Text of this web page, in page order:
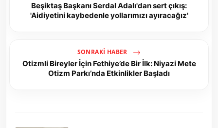
Beşiktaş Başkanı Serdal Adalı'dan sert çıkış:
'Aidiyetini kaybedenle yollarımızı ayıracağız'
SONRAKI HABER
Otizmli Bireyler İçin Fethiye’de Bir İlk: Niyazi Mete
Otizm Parkı’nda Etkinlikler Başladı